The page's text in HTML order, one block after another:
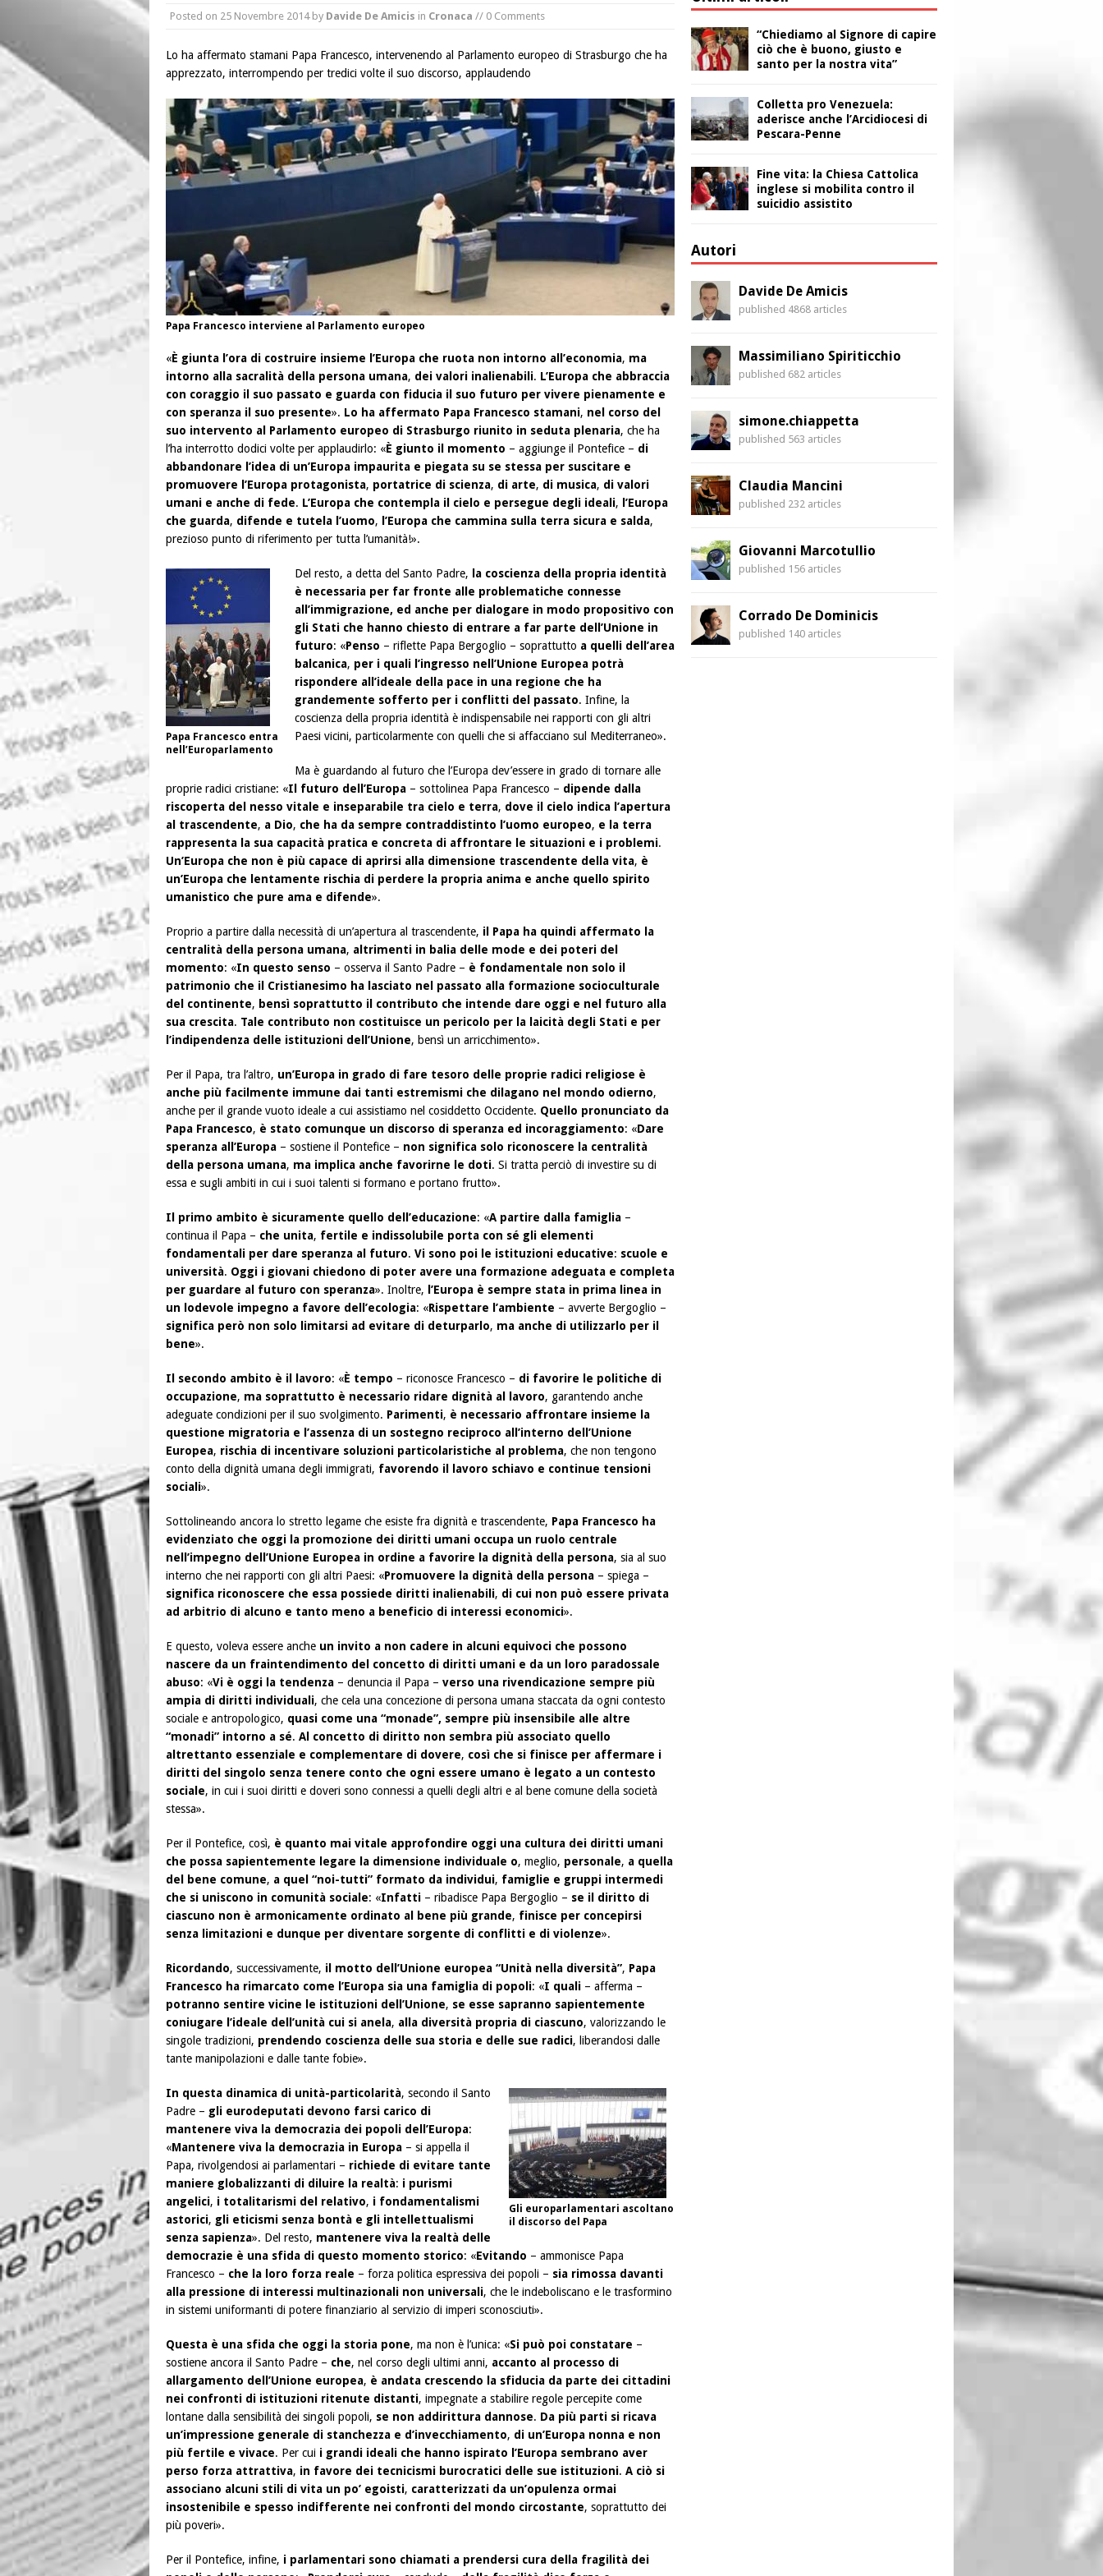
Posted on 25 Novembre 2014by Davide De Amicis in Cronaca // 0 Comments
Lo ha affermato stamani Papa Francesco, intervenendo al Parlamento europeo di Strasburgo che ha
apprezzato, interrompendo per tredici volte il suo discorso, applaudendo
Papa Francesco interviene al Parlamento europeo
«È giunta l’ora di costruire insieme l’Europa che ruota non intorno all’economia, ma
intorno alla sacralità della persona umana, dei valori inalienabili. L’Europa che abbraccia
con coraggio il suo passato e guarda con fiducia il suo futuro per vivere pienamente e
con speranza il suo presente». Lo ha affermato Papa Francesco stamani, nel corso del
suo intervento al Parlamento europeo di Strasburgo riunito in seduta plenaria, che ha
l’ha interrotto dodici volte per applaudirlo: «È giunto il momento – aggiunge il Pontefice – di
abbandonare l’idea di un’Europa impaurita e piegata su se stessa per suscitare e
promuovere l’Europa protagonista, portatrice di scienza, di arte, di musica, di valori
umani e anche di fede. L’Europa che contempla il cielo e persegue degli ideali, l’Europa
che guarda, difende e tutela l’uomo, l’Europa che cammina sulla terra sicura e salda,
prezioso punto di riferimento per tutta l’umanità!».
Papa Francesco entra
nell’Europarlamento
Del resto, a detta del Santo Padre,
la coscienza della propria identità
è necessaria per far fronte alle problematiche connesse
all’immigrazione, ed anche per dialogare in modo propositivo con
gli Stati che hanno chiesto di entrare a far parte dell’Unione in
futuro: «Penso – riflette Papa Bergoglio – soprattutto a quelli dell’area
balcanica, per i quali l’ingresso nell’Unione Europea potrà
rispondere all’ideale della pace in una regione che ha
grandemente sofferto per i conflitti del passato. Infine, la
coscienza della propria identità è indispensabile nei rapporti con gli altri
Paesi vicini, particolarmente con quelli che si affacciano sul Mediterraneo».
Ma è guardando al futuro che l’Europa dev’essere in grado di tornare alle
proprie radici cristiane: «Il futuro dell’Europa – sottolinea Papa Francesco – dipende dalla
riscoperta del nesso vitale e inseparabile tra cielo e terra, dove il cielo indica l’apertura
al trascendente, a Dio, che ha da sempre contraddistinto l’uomo europeo, e la terra
rappresenta la sua capacità pratica e concreta di affrontare le situazioni e i problemi.
Un’Europa che non è più capace di aprirsi alla dimensione trascendente della vita, è
un’Europa che lentamente rischia di perdere la propria anima e anche quello spirito
umanistico che pure ama e difende».
Proprio a partire dalla necessità di un’apertura al trascendente, il Papa ha quindi affermato la
centralità della persona umana, altrimenti in balia delle mode e dei poteri del
momento: «In questo senso – osserva il Santo Padre – è fondamentale non solo il
patrimonio che il Cristianesimo ha lasciato nel passato alla formazione socioculturale
del continente, bensì soprattutto il contributo che intende dare oggi e nel futuro alla
sua crescita. Tale contributo non costituisce un pericolo per la laicità degli Stati e per
l’indipendenza delle istituzioni dell’Unione, bensì un arricchimento».
Per il Papa, tra l’altro, un’Europa in grado di fare tesoro delle proprie radici religiose è
anche più facilmente immune dai tanti estremismi che dilagano nel mondo odierno,
anche per il grande vuoto ideale a cui assistiamo nel cosiddetto Occidente. Quello pronunciato da
Papa Francesco, è stato comunque un discorso di speranza ed incoraggiamento: «Dare
speranza all’Europa – sostiene il Pontefice – non significa solo riconoscere la centralità
della persona umana, ma implica anche favorirne le doti. Si tratta perciò di investire su di
essa e sugli ambiti in cui i suoi talenti si formano e portano frutto».
Il primo ambito è sicuramente quello dell’educazione: «A partire dalla famiglia –
continua il Papa – che unita, fertile e indissolubile porta con sé gli elementi
fondamentali per dare speranza al futuro. Vi sono poi le istituzioni educative: scuole e
università. Oggi i giovani chiedono di poter avere una formazione adeguata e completa
per guardare al futuro con speranza». Inoltre, l’Europa è sempre stata in prima linea in
un lodevole impegno a favore dell’ecologia: «Rispettare l’ambiente – avverte Bergoglio –
significa però non solo limitarsi ad evitare di deturparlo, ma anche di utilizzarlo per il
bene».
Il secondo ambito è il lavoro: «È tempo – riconosce Francesco – di favorire le politiche di
occupazione, ma soprattutto è necessario ridare dignità al lavoro, garantendo anche
adeguate condizioni per il suo svolgimento. Parimenti, è necessario affrontare insieme la
questione migratoria e l’assenza di un sostegno reciproco all’interno dell’Unione
Europea, rischia di incentivare soluzioni particolaristiche al problema, che non tengono
conto della dignità umana degli immigrati, favorendo il lavoro schiavo e continue tensioni
sociali».
Sottolineando ancora lo stretto legame che esiste fra dignità e trascendente, Papa Francesco ha
evidenziato che oggi la promozione dei diritti umani occupa un ruolo centrale
nell’impegno dell’Unione Europea in ordine a favorire la dignità della persona, sia al suo
interno che nei rapporti con gli altri Paesi: «Promuovere la dignità della persona – spiega –
significa riconoscere che essa possiede diritti inalienabili, di cui non può essere privata
ad arbitrio di alcuno e tanto meno a beneficio di interessi economici».
E questo, voleva essere anche un invito a non cadere in alcuni equivoci che possono
nascere da un fraintendimento del concetto di diritti umani e da un loro paradossale
abuso: «Vi è oggi la tendenza – denuncia il Papa – verso una rivendicazione sempre più
ampia di diritti individuali, che cela una concezione di persona umana staccata da ogni contesto
sociale e antropologico, quasi come una “monade”, sempre più insensibile alle altre
“monadi” intorno a sé. Al concetto di diritto non sembra più associato quello
altrettanto essenziale e complementare di dovere, così che si finisce per affermare i
diritti del singolo senza tenere conto che ogni essere umano è legato a un contesto
sociale, in cui i suoi diritti e doveri sono connessi a quelli degli altri e al bene comune della società
stessa».
Per il Pontefice, così, è quanto mai vitale approfondire oggi una cultura dei diritti umani
che possa sapientemente legare la dimensione individuale o, meglio, personale, a quella
del bene comune, a quel “noi-tutti” formato da individui, famiglie e gruppi intermedi
che si uniscono in comunità sociale: «Infatti – ribadisce Papa Bergoglio – se il diritto di
ciascuno non è armonicamente ordinato al bene più grande, finisce per concepirsi
senza limitazioni e dunque per diventare sorgente di conflitti e di violenze».
Ricordando, successivamente, il motto dell’Unione europea “Unità nella diversità”, Papa
Francesco ha rimarcato come l’Europa sia una famiglia di popoli: «I quali – afferma –
potranno sentire vicine le istituzioni dell’Unione, se esse sapranno sapientemente
coniugare l’ideale dell’unità cui si anela, alla diversità propria di ciascuno, valorizzando le
singole tradizioni, prendendo coscienza delle sua storia e delle sue radici, liberandosi dalle
tante manipolazioni e dalle tante fobie».
Gli europarlamentari ascoltano
il discorso del Papa
In questa dinamica di unità-particolarità, secondo il Santo
Padre – gli eurodeputati devono farsi carico di
mantenere viva la democrazia dei popoli dell’Europa:
«Mantenere viva la democrazia in Europa – si appella il
Papa, rivolgendosi ai parlamentari – richiede di evitare tante
maniere globalizzanti di diluire la realtà: i purismi
angelici, i totalitarismi del relativo, i fondamentalismi
astorici, gli eticismi senza bontà e gli intellettualismi
senza sapienza». Del resto, mantenere viva la realtà delle
democrazie è una sfida di questo momento storico: «Evitando – ammonisce Papa
Francesco – che la loro forza reale – forza politica espressiva dei popoli – sia rimossa davanti
alla pressione di interessi multinazionali non universali, che le indeboliscano e le trasformino
in sistemi uniformanti di potere finanziario al servizio di imperi sconosciuti».
Questa è una sfida che oggi la storia pone, ma non è l’unica: «Si può poi constatare –
sostiene ancora il Santo Padre – che, nel corso degli ultimi anni, accanto al processo di
allargamento dell’Unione europea, è andata crescendo la sfiducia da parte dei cittadini
nei confronti di istituzioni ritenute distanti, impegnate a stabilire regole percepite come
lontane dalla sensibilità dei singoli popoli, se non addirittura dannose. Da più parti si ricava
un’impressione generale di stanchezza e d’invecchiamento, di un’Europa nonna e non
più fertile e vivace. Per cui i grandi ideali che hanno ispirato l’Europa sembrano aver
perso forza attrattiva, in favore dei tecnicismi burocratici delle sue istituzioni. A ciò si
associano alcuni stili di vita un po’ egoisti, caratterizzati da un’opulenza ormai
insostenibile e spesso indifferente nei confronti del mondo circostante, soprattutto dei
più poveri».
Per il Pontefice, infine, i parlamentari sono chiamati a prendersi cura della fragilità dei
“Chiediamo al Signore di capire
ciò che è buono, giusto e
santo per la nostra vita”
Colletta pro Venezuela:
aderisce anche l’Arcidiocesi di
Pescara-Penne
Fine vita: la Chiesa Cattolica
inglese si mobilita contro il
suicidio assistito
Autori
Davide De Amicis
published 4868 articles
Massimiliano Spiriticchio
published 682 articles
simone.chiappetta
published 563 articles
Claudia Mancini
published 232 articles
Giovanni Marcotullio
published 156 articles
Corrado De Dominicis
published 140 articles